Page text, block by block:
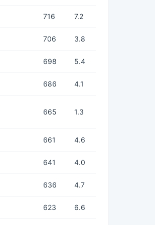
716 7.2
706 3.8
698 5.4
686 4.1
665 1.3
661 4.6
641 4.0
636 4.7
623 6.6